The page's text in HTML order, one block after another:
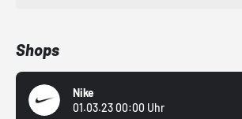
Shops
Nike
01.03.23 00:00 Uhr